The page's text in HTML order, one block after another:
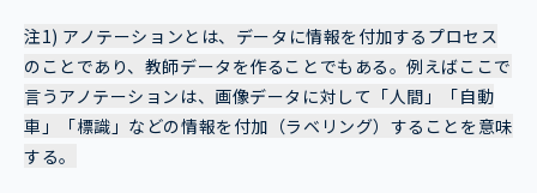
注1) アノテーションとは、データに情報を付加するプロセス
のことであり、教師データを作ることでもある。例えばここで
言うアノテーションは、画像データに対して「人間」「自動
車」「標識」などの情報を付加（ラベリング）することを意味
する。